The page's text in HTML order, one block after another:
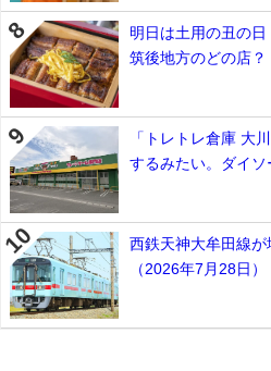
明日は土用の丑の
筑後地方のどの店？
「トレトレ倉庫 大
するみたい。ダイソ
西鉄天神大牟田線
（2026年7月28日）